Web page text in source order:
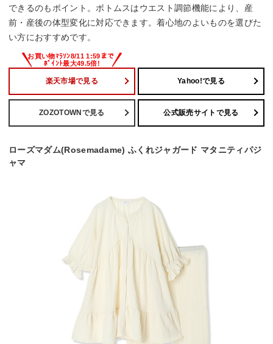
できるのもポイント。ボトムスはウエスト調節機能により、産
前・産後の体型変化に対応できます。着心地のよいものを選びた
い方におすすめです。
楽天市場で見る Yahoo!で見る
ZOZOTOWNで見る 公式販売サイトで見る
ローズマダム(Rosemadame) ふくれジャガード マタニティパジ
ャマ